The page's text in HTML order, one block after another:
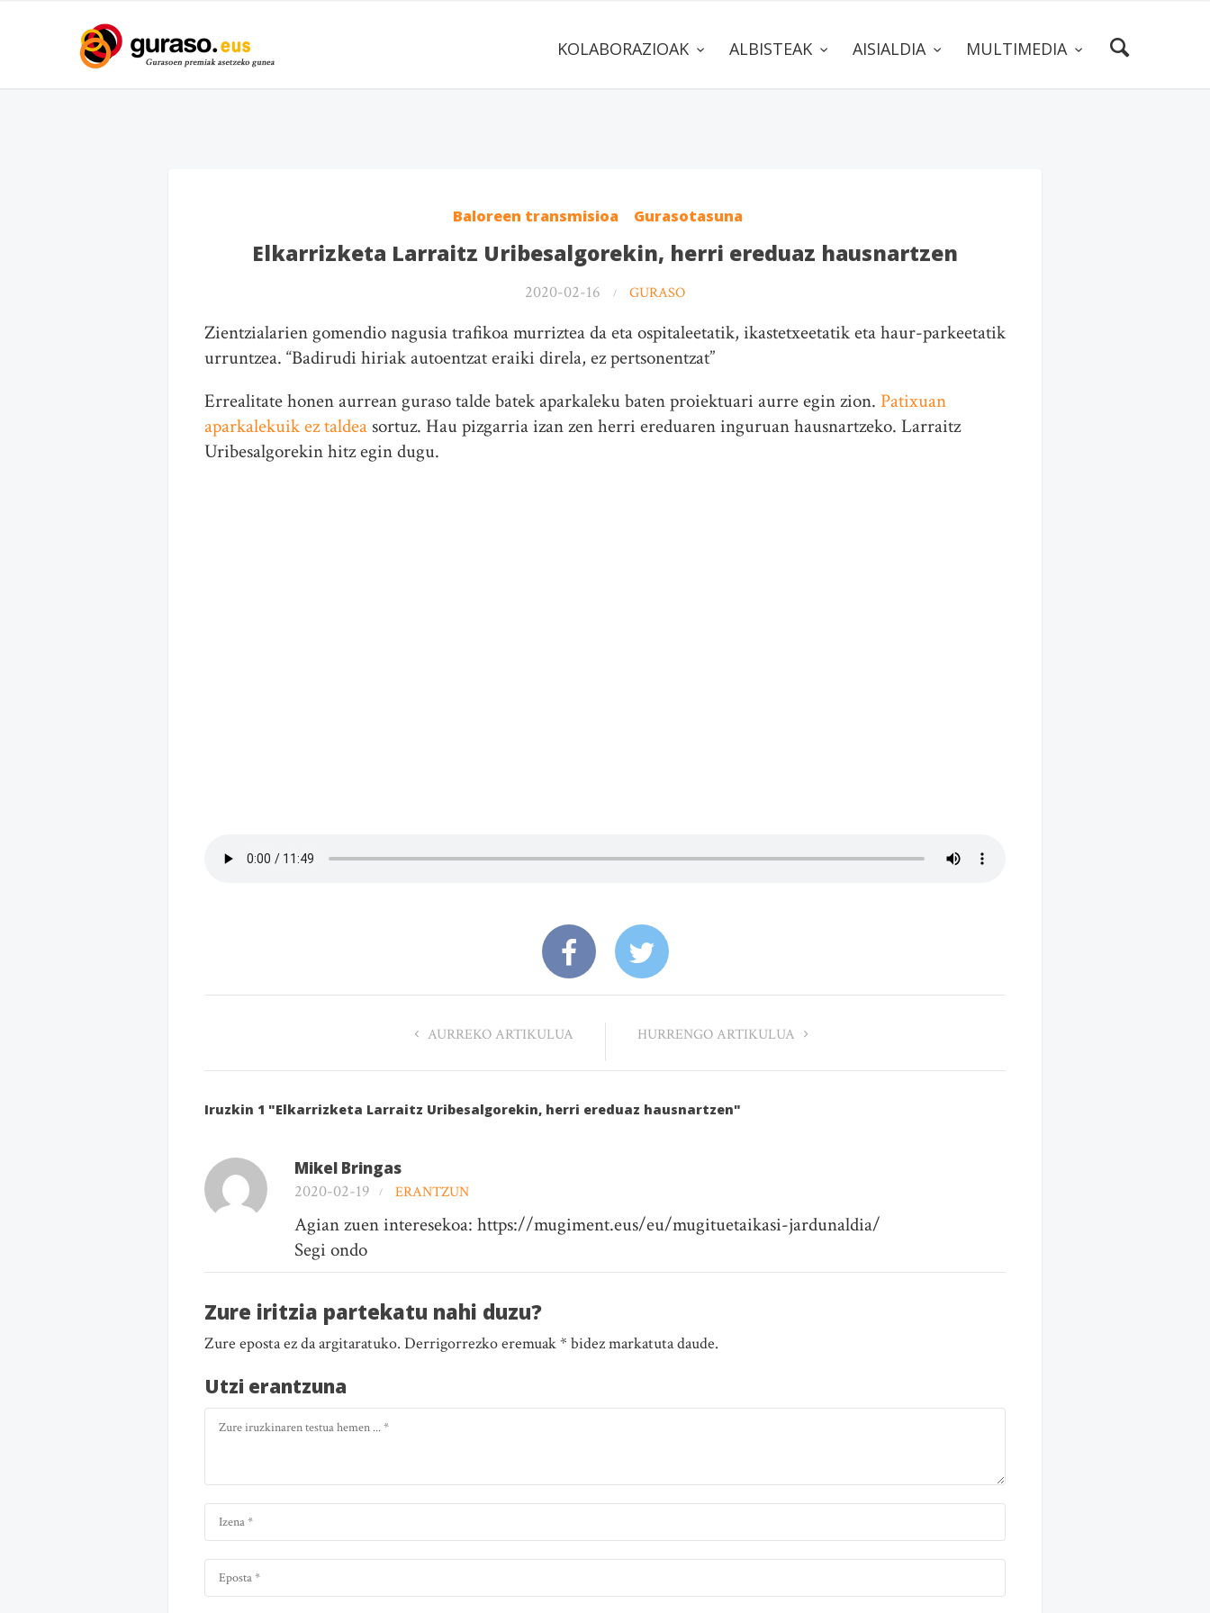
KOLABORAZIOAK ALBISTEAK AISIALDIA MULTIMEDIA
Baloreen transmisioa Gurasotasuna
Elkarrizketa Larraitz Uribesalgorekin, herri ereduaz hausnartzen
2020-02-16 GURASO
Zientzialarien gomendio nagusia trafikoa murriztea da eta ospitaleetatik, ikastetxeetatik eta haur-parkeetatik
urruntzea. “Badirudi hiriak autoentzat eraiki direla, ez pertsonentzat”
Errealitate honen aurrean guraso talde batek aparkaleku baten proiektuari aurre egin zion. Patixuan
aparkalekuik ez taldea sortuz. Hau pizgarria izan zen herri ereduaren inguruan hausnartzeko. Larraitz
Uribesalgorekin hitz egin dugu.
AURREKO ARTIKULUA HURRENGO ARTIKULUA
Iruzkin 1 "Elkarrizketa Larraitz Uribesalgorekin, herri ereduaz hausnartzen"
Mikel Bringas
2020-02-19
ERANTZUN
Agian zuen interesekoa: https://mugiment.eus/eu/mugituetaikasi-jardunaldia/
Segi ondo
Zure iritzia partekatu nahi duzu?
Zure eposta ez da argitaratuko. Derrigorrezko eremuak * bidez markatuta daude.
Utzi erantzuna